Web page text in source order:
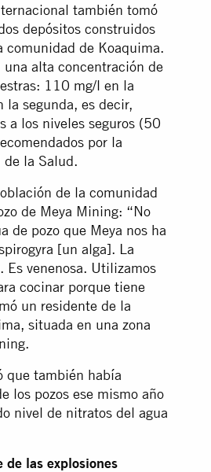
también tomó
depósitos construidos
comunidad de Koaquima.
una alta concentración de
110 mg/l en la
segunda, es decir,
a los niveles seguros (50
por la
de la Salud.
de la comunidad
de Meya Mining: “No
de pozo que Meya nos ha
[un alga]. La
Es venenosa. Utilizamos
cocinar porque tiene
un residente de la
situada en una zona
que también había
los pozos ese mismo año
nivel de nitratos del agua
de las explosiones